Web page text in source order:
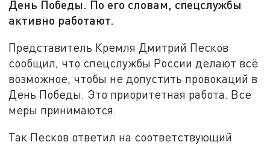
День Победы. По его словам, спецслужбы
активно работают.
Представитель Кремля Дмитрий Песков
сообщил, что спецслужбы России делают всё
возможное, чтобы не допустить провокаций в
День Победы. Это приоритетная работа. Все
меры принимаются.
Так Песков ответил на соответствующий